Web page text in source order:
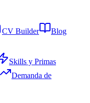
CV Builder Blog
Skills y Primas
Demanda de